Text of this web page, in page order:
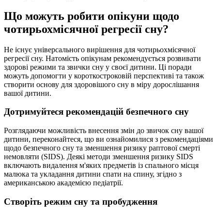
Що можуть робити опікуни щодо
чотирьохмісячної регресії сну?
Не існує універсального вирішення для чотирьохмісячної
регресії сну. Натомість опікунам рекомендується розвивати
здорові режими та звички сну у своєї дитини. Ці поради
можуть допомогти у короткостроковій перспективі та також
створити основу для здоровішого сну в міру дорослішання
вашої дитини.
Дотримуйтеся рекомендацій безпечного сну
Розглядаючи можливість внесення змін до звичок сну вашої
дитини, переконайтеся, що ви ознайомилися з рекомендаціями
щодо безпечного сну та зменшення ризику раптової смерті
немовляти (SIDS). Деякі методи зменшення ризику SIDS
включають видалення м'яких предметів із спального місця
малюка та укладання дитини спати на спину, згідно з
американською академією педіатрії.
Створіть режим сну та пробудження